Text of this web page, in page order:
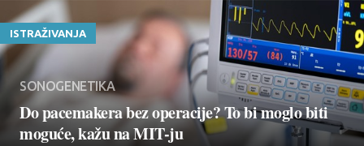
ISTRAŽIVANJA
SONOGENETIKA
Do pacemakera bez operacije? To bi moglo biti
moguće, kažu na MIT-ju